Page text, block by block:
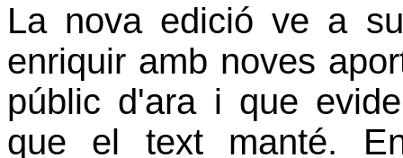
La nova edició ve a
enriquir amb noves
públic d'ara i que
que el text manté.